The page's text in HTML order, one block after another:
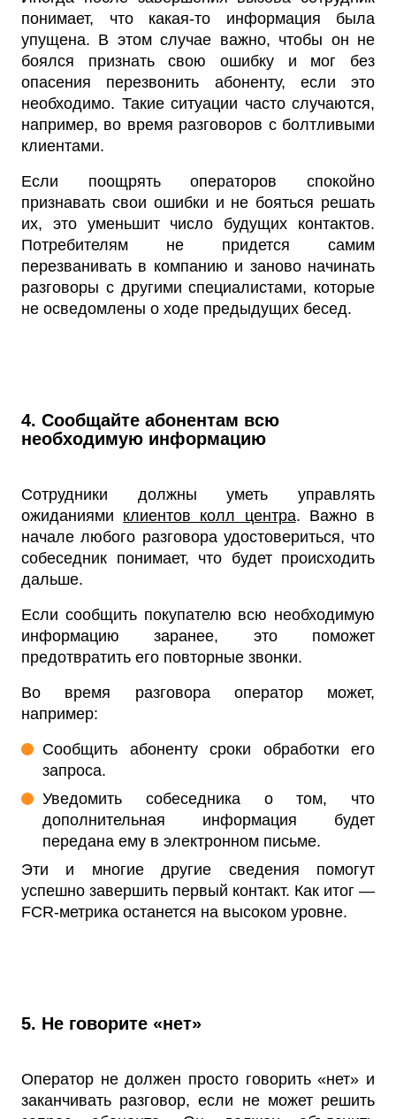
понимает, что какая-то информация была
упущена. В этом случае важно, чтобы он не
боялся признать свою ошибку и мог без
опасения перезвонить абоненту, если это
необходимо. Такие ситуации часто случаются,
например, во время разговоров с болтливыми
клиентами.
Если поощрять операторов спокойно
признавать свои ошибки и не бояться решать
их, это уменьшит число будущих контактов.
Потребителям не придется самим
перезванивать в компанию и заново начинать
разговоры с другими специалистами, которые
не осведомлены о ходе предыдущих бесед.
4. Сообщайте абонентам всю
необходимую информацию
Сотрудники должны уметь управлять
ожиданиями клиентов колл центра. Важно в
начале любого разговора удостовериться, что
собеседник понимает, что будет происходить
дальше.
Если сообщить покупателю всю необходимую
информацию заранее, это поможет
предотвратить его повторные звонки.
Во время разговора оператор может,
например:
Сообщить абоненту сроки обработки его
запроса.
Уведомить собеседника о том, что
дополнительная информация будет
передана ему в электронном письме.
Эти и многие другие сведения помогут
успешно завершить первый контакт. Как итог —
FCR-метрика останется на высоком уровне.
5. Не говорите «нет»
Оператор не должен просто говорить «нет» и
заканчивать разговор, если не может решить